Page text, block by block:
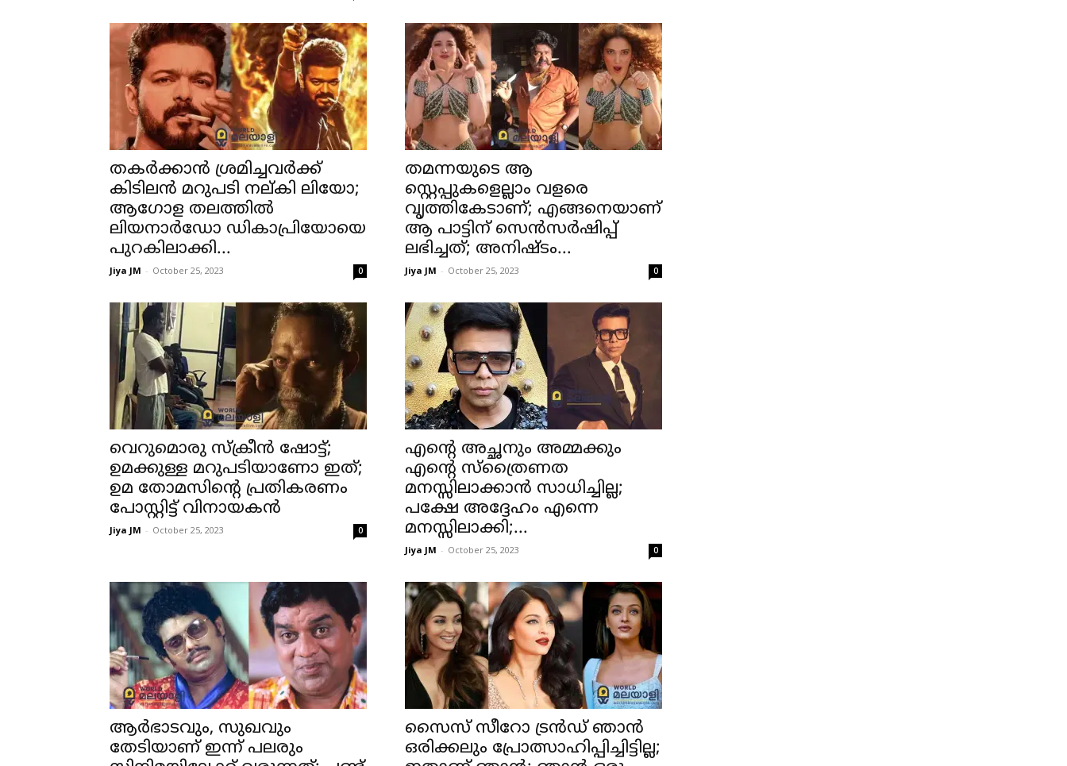
തകർക്കാൻ ശ്രമിച്ചവർക്ക്
കിടിലൻ മറുപടി നല്കി ലിയോ;
ആഗോള തലത്തിൽ
ലിയനാർഡോ ഡികാപ്രിയോയെ
പുറകിലാക്കി...
Jiya JM - October 25, 2023 0
തമന്നയുടെ ആ
സ്റ്റെപ്പുകളെല്ലാം വളരെ
വൃത്തികേടാണ്; എങ്ങനെയാണ്
ആ പാട്ടിന് സെൻസർഷിപ്പ്
ലഭിച്ചത്; അനിഷ്ടം...
Jiya JM - October 25, 2023 0
വെറുമൊരു സ്‌ക്രീൻ ഷോട്ട്;
ഉമക്കുള്ള മറുപടിയാണോ ഇത്;
ഉമ തോമസിന്റെ പ്രതികരണം
പോസ്റ്റിട്ട് വിനായകൻ
Jiya JM - October 25, 2023 0
എന്റെ അച്ഛനും അമ്മക്കും
എന്റെ സ്‌ത്രൈണത
മനസ്സിലാക്കാൻ സാധിച്ചില്ല;
പക്ഷേ അദ്ദേഹം എന്നെ
മനസ്സിലാക്കി;...
Jiya JM - October 25, 2023 0
ആർഭാടവും, സുഖവും
തേടിയാണ് ഇന്ന് പലരും
സൈസ് സീറോ ട്രൻഡ് ഞാൻ
ഒരിക്കലും പ്രോത്സാഹിപ്പിച്ചിട്ടില്ല;